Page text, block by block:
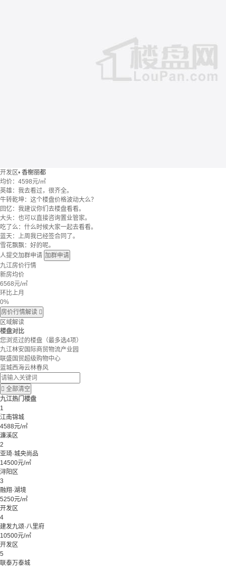
开发区• 香榭丽都
均价： 4598元/㎡
英雄：我去看过，很齐全。
牛转乾坤：这个楼盘价格波动大么？
回忆：我建议你们去楼盘看看。
大头：也可以直接咨询置业管家。
吃了么：什么时候大家一起去看看。
蓝天：上周我已经签合同了。
雪花飘飘：好的呢。
人提交加群申请 加群申请
九江房价行情
新房均价
6568元/㎡
环比上月
0%
房价行情解读 
区域解读
楼盘对比
您浏览过的楼盘 （最多选4项）
九江林安国际商贸物流产业园
联盛国贸超级购物中心
蓝城西海云林春风
 全部清空
九江热门楼盘
1
江南锦城
4588元/㎡
濂溪区
2
亚琦·城央尚品
14500元/㎡
浔阳区
3
融翔·湖境
5250元/㎡
开发区
4
建发九颂·八里府
10500元/㎡
开发区
5
联泰万泰城